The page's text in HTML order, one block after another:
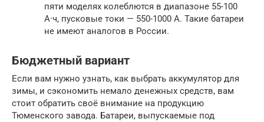
пяти моделях колеблются в диапазоне 55-100
А·ч, пусковые токи — 550-1000 А. Такие батареи
не имеют аналогов в России.
Бюджетный вариант
Если вам нужно узнать, как выбрать аккумулятор для
зимы, и сэкономить немало денежных средств, вам
стоит обратить своё внимание на продукцию
Тюменского завода. Батареи, выпускаемые под